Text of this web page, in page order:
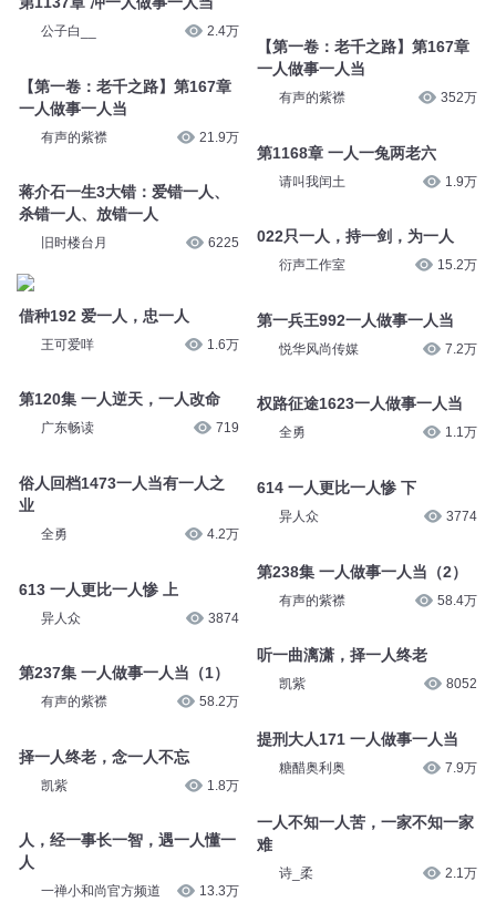
公子白__ 2.4万
【第一卷：老千之路】第167章
一人做事一人当
有声的紫襟 21.9万
蒋介石一生3大错：爱错一人、
杀错一人、放错一人
旧时楼台月 6225
借种192 爱一人，忠一人
王可爱咩 1.6万
第120集 一人逆天，一人改命
广东畅读 719
俗人回档1473一人当有一人之
业
全勇 4.2万
613 一人更比一人惨 上
异人众 3874
第237集 一人做事一人当（1）
有声的紫襟 58.2万
择一人终老，念一人不忘
凯紫 1.8万
人，经一事长一智，遇一人懂一
人
一禅小和尚官方频道 13.3万
【第一卷：老千之路】第167章
一人做事一人当
有声的紫襟 352万
第1168章 一人一兔两老六
请叫我闰土 1.9万
022只一人，持一剑，为一人
衍声工作室 15.2万
第一兵王992一人做事一人当
悦华风尚传媒 7.2万
权路征途1623一人做事一人当
全勇 1.1万
614 一人更比一人惨 下
异人众 3774
第238集 一人做事一人当（2）
有声的紫襟 58.4万
听一曲漓潇，择一人终老
凯紫 8052
提刑大人171 一人做事一人当
糖醋奥利奥 7.9万
一人不知一人苦，一家不知一家
难
诗_柔 2.1万